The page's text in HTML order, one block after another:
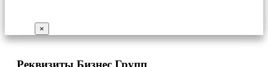
×
Реквизиты Бизнес Групп